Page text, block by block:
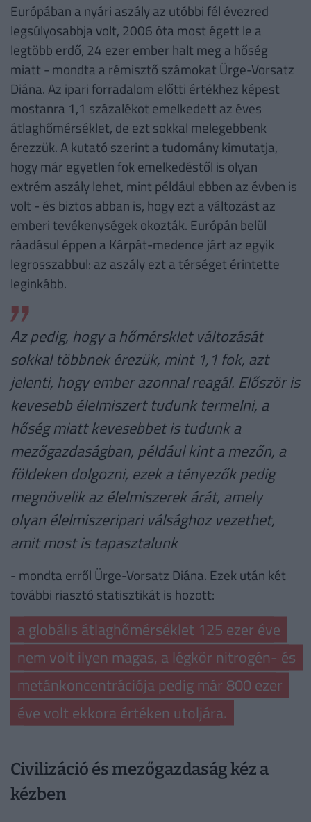
Európában a nyári aszály az utóbbi fél évezred
legsúlyosabbja volt, 2006 óta most égett le a
legtöbb erdő, 24 ezer ember halt meg a hőség
miatt - mondta a rémisztő számokat Ürge-Vorsatz
Diána. Az ipari forradalom előtti értékhez képest
mostanra 1,1 százalékot emelkedett az éves
átlaghőmérséklet, de ezt sokkal melegebbenk
érezzük. A kutató szerint a tudomány kimutatja,
hogy már egyetlen fok emelkedéstől is olyan
extrém aszály lehet, mint például ebben az évben is
volt - és biztos abban is, hogy ezt a változást az
emberi tevékenységek okozták. Európán belül
ráadásul éppen a Kárpát-medence járt az egyik
legrosszabbul: az aszály ezt a térséget érintette
leginkább.
Az pedig, hogy a hőmérsklet változását
sokkal többnek érezük, mint 1,1 fok, azt
jelenti, hogy ember azonnal reagál. Először is
kevesebb élelmiszert tudunk termelni, a
hőség miatt kevesebbet is tudunk a
mezőgazdaságban, például kint a mezőn, a
földeken dolgozni, ezek a tényezők pedig
megnövelik az élelmiszerek árát, amely
olyan élelmiszeripari válsághoz vezethet,
amit most is tapasztalunk
- mondta erről Ürge-Vorsatz Diána. Ezek után két
további riasztó statisztikát is hozott:
a globális átlaghőmérséklet 125 ezer éve
nem volt ilyen magas, a légkör nitrogén- és
metánkoncentrációja pedig már 800 ezer
éve volt ekkora értéken utoljára.
Civilizáció és mezőgazdaság kéz a
kézben